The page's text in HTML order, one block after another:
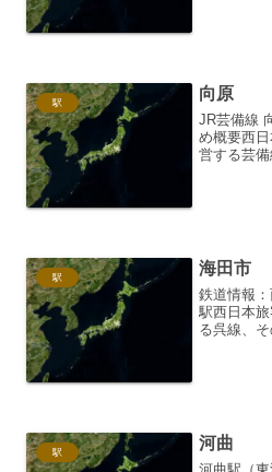
駅 向原
JR芸備線
め概要西
営する芸備
駅 海田市
鉄道情報
駅西日本
る呉線、
駅 河曲